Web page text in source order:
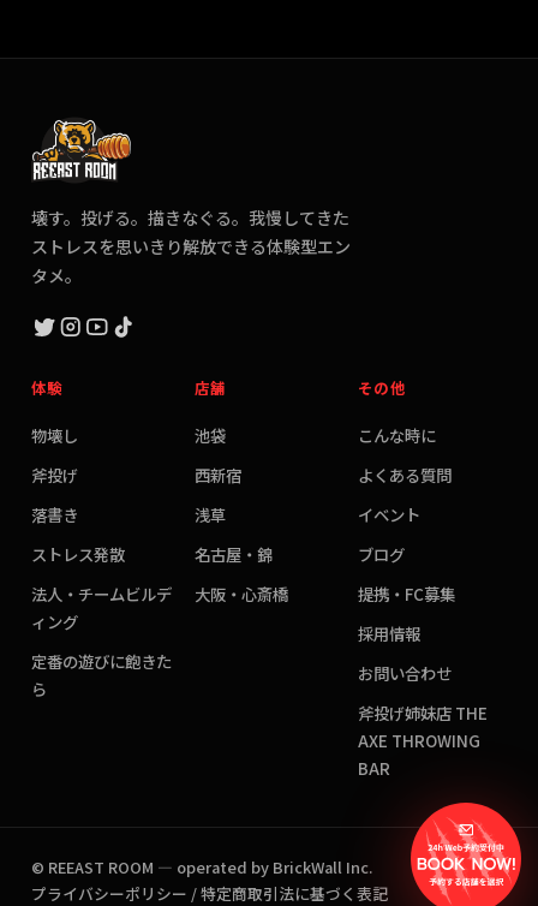
壊す。投げる。描きなぐる。我慢してきた
ストレスを思いきり解放できる体験型エン
タメ。
体験
物壊し
斧投げ
落書き
ストレス発散
法人・チームビルデ
ィング
定番の遊びに飽きた
ら
店舗
池袋
西新宿
浅草
名古屋・錦
大阪・心斎橋
その他
こんな時に
よくある質問
イベント
ブログ
提携・FC募集
採用情報
お問い合わせ
斧投げ姉妹店 THE
AXE THROWING
BAR
© REEAST ROOM — operated by BrickWall Inc.
プライバシーポリシー /特定商取引法に基づく表記